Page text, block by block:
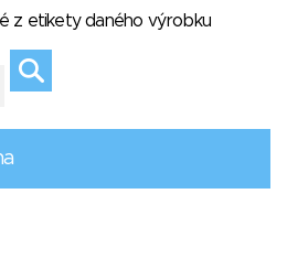
z etikety daného výrobku